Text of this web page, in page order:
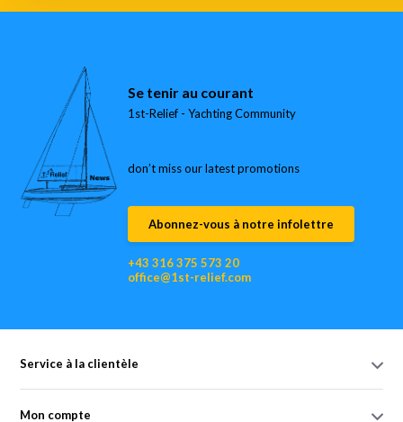
Se tenir au courant
1st-Relief - Yachting Community
don’t miss our latest promotions
Abonnez-vous à notre infolettre
+43 316 375 573 20
office@1st-relief.com
Service à la clientèle
Mon compte